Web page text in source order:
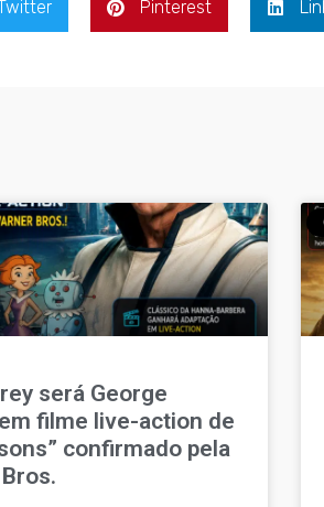
Pinterest
será George
filme live-action de
confirmado pela